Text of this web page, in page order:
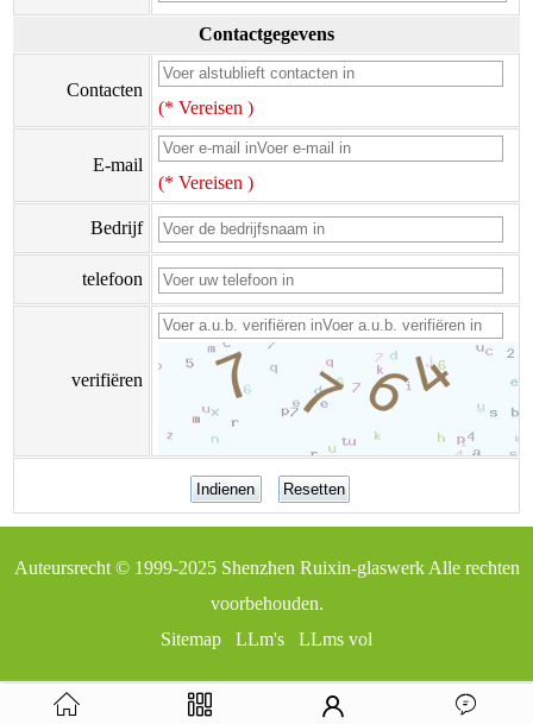
Contactgegevens
Contacten
(* Vereisen )
E-mail
(* Vereisen )
Bedrijf
telefoon​
verifiëren
Auteursrecht © 1999-2025 Shenzhen Ruixin-glaswerkAlle rechten
voorbehouden.
Sitemap
LLm's LLms vol